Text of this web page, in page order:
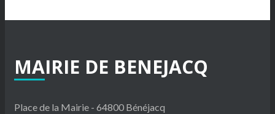
MAIRIE DE BENEJACQ
Place de la Mairie - 64800 Bénéjacq